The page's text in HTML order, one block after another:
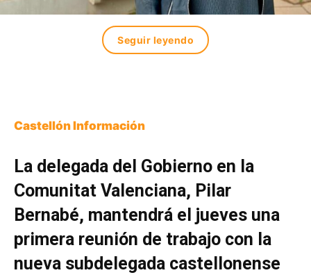
Seguir leyendo
Castellón Información
La delegada del Gobierno en la
Comunitat Valenciana, Pilar
Bernabé, mantendrá el jueves una
primera reunión de trabajo con la
nueva subdelegada castellonense